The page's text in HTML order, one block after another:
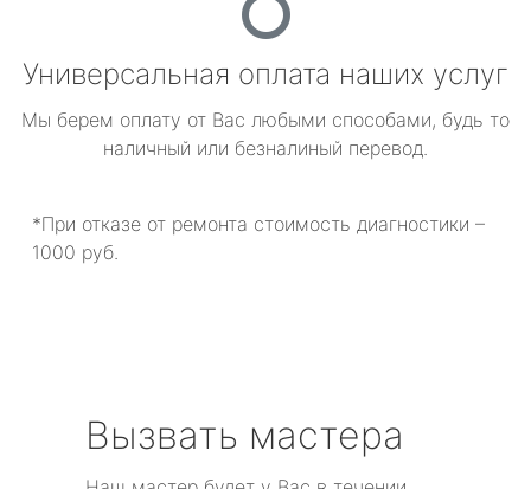
Универсальная оплата наших услуг
Мы берем оплату от Вас любыми способами, будь то
наличный или безналиный перевод.
*При отказе от ремонта стоимость диагностики –
1000 руб.
Вызвать мастера